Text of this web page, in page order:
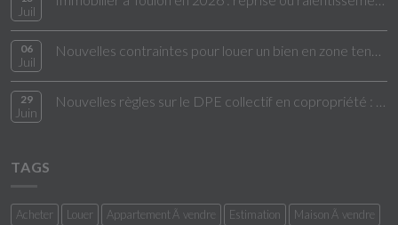
Juil
06
Juil
29
Juin
TAGS
Acheter Louer Appartement Ã vendre Estimation Maison Ã vendre